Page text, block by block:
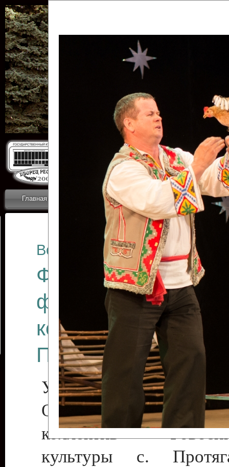
Главная Приветствие Коллективы Новости
ОТЧЕТЫ ГКЦ
Все отчеты
Финал
фестиваля
коллективов
Приднестровского
Участники фестиваля:
Образцовый
коллектив
культуры с.